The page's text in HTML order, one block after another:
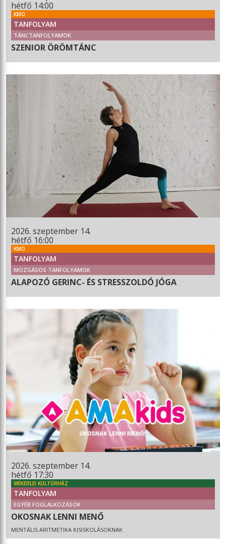
hétfő 14:00
KMO
TANFOLYAM
TÁNCTANFOLYAMOK
SZENIOR ÖRÖMTÁNC
2026. szeptember 14.
hétfő 16:00
KMO
TANFOLYAM
MOZGÁSOS TANFOLYAMOK
ALAPOZÓ GERINC- ÉS STRESSZOLDÓ JÓGA
2026. szeptember 14.
hétfő 17:30
WEKERLEI KULTÚRHÁZ
TANFOLYAM
EGYÉB FOGLALKOZÁSOK
OKOSNAK LENNI MENŐ
MENTÁLIS ARITMETIKA KISISKOLÁSOKNAK